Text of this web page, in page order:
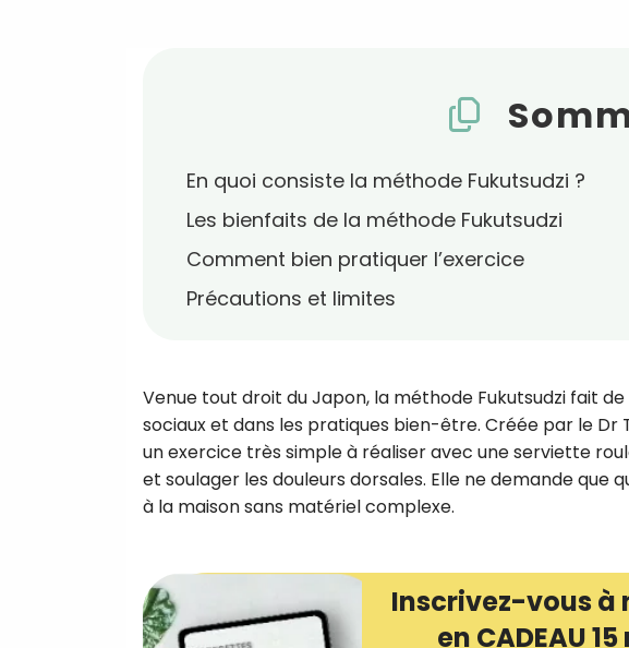
En quoi consiste la méthode Fukutsudzi ?
Les bienfaits de la méthode Fukutsudzi
Comment bien pratiquer l’exercice
Précautions et limites
Venue tout droit du Japon, la méthode Fukutsudzi fait
sociaux et dans les pratiques bien-être. Créée par le Dr
un exercice très simple à réaliser avec une serviette
et soulager les douleurs dorsales. Elle ne demande que
à la maison sans matériel complexe.
Inscrivez-vous à
en CADEAU